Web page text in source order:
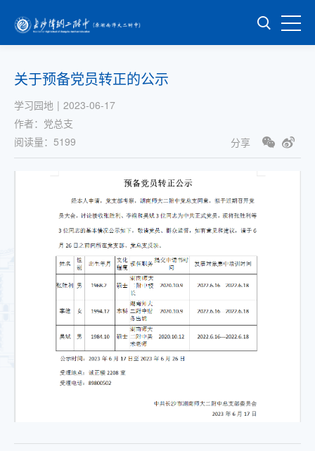
关于预备党员转正的公示
学习园地 | 2023-06-17
作者： 党总支
阅读量： 5199 分享